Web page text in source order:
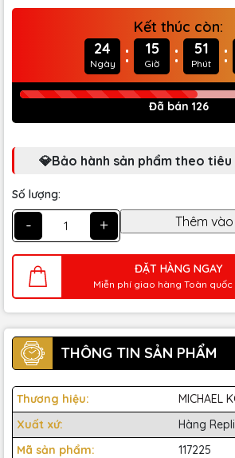
Kết thúc còn:
24
Ngày : 15
Giờ : 51
Phút :
Đã bán 126
💎Bảo hành sản phẩm theo tiêu
Số lượng:
- +
ĐẶT HÀNG NGAY
Miễn phí giao hàng Toàn quốc
THÔNG TIN SẢN PHẨM
Thương hiệu:
MICHAEL
Xuất xứ:
Hàng
Mã sản phẩm:
117225